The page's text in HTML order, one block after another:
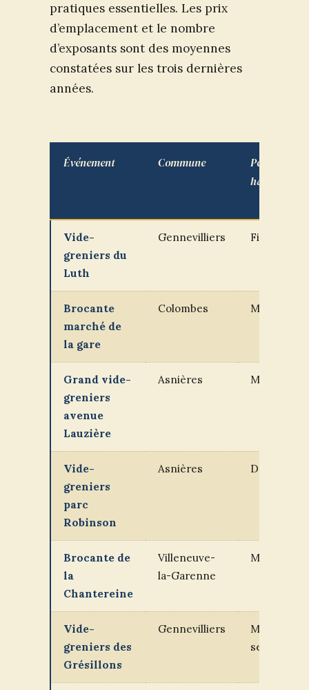
pratiques essentielles. Les prix
d’emplacement et le nombre
d’exposants sont des moyennes
constatées sur les trois dernières
années.
Événement Commune
Période
habituelle
Vide-
greniers du
Luth
Gennevilliers Fin mars
Brocante
marché de
la gare
Colombes Mi-avril
Grand vide-
greniers
avenue
Lauzière
Asnières Mi-mai
Vide-
greniers
parc
Robinson
Asnières Début juin
Brocante de
la
Chantereine
Villeneuve-
la-Garenne
Mi-juin
Vide-
greniers des
Grésillons
Gennevilliers
Mi-
septembre